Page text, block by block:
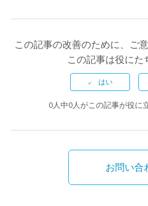
この記事の改善のために、ご
この記事は役にた
0人中0人がこの記事が役に
お問い合